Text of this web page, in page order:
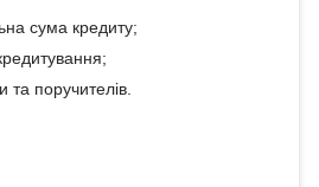
сума кредиту;
та поручителів.